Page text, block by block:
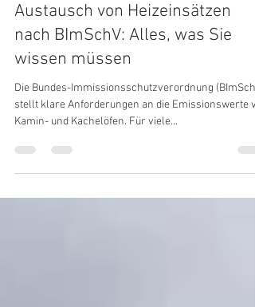
Henrik Buller
26. Juli 2024
3 Min. Lesezeit
Austausch von Heizeinsätzen
nach BImSchV: Alles, was Sie
wissen müssen
stellt klare Anforderungen an die Emissionswerte